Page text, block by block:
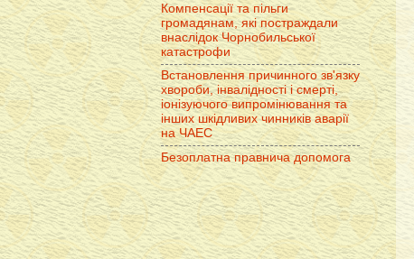
Компенсації та пільги
громадянам, які постраждали
внаслідок Чорнобильської
катастрофи
Встановлення причинного зв'язку
хвороби, інвалідності і смерті,
іонізуючого випромінювання та
інших шкідливих чинників аварії
на ЧАЕС
Безоплатна правнича допомога